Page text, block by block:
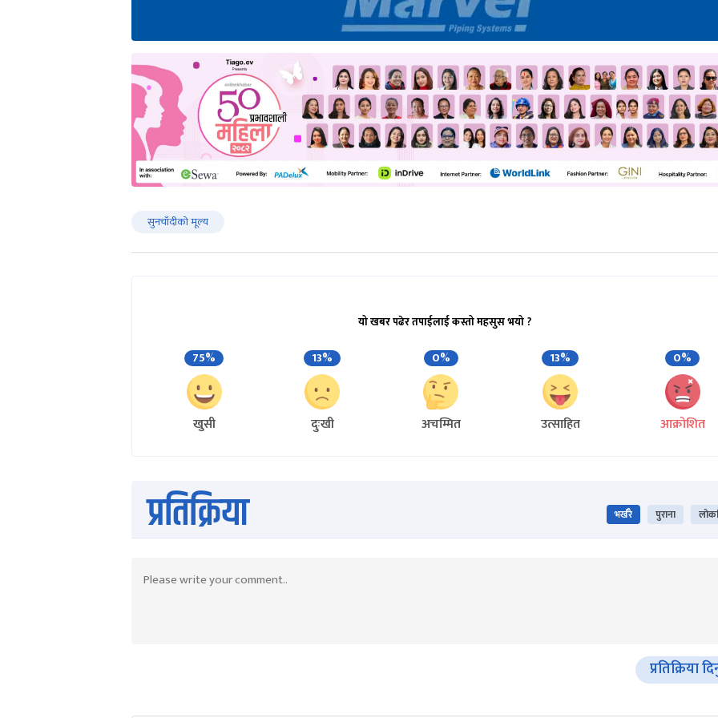
सुनचाँदीको मूल्य
यो खबर पढेर तपाईलाई कस्तो महसुस भयो ?
75%
खुसी
13%
दुःखी
0%
अचम्मित
13%
उत्साहित
0%
आक्रोशित
प्रतिक्रिया भर्खरै पुराना
प्रतिक्रिया